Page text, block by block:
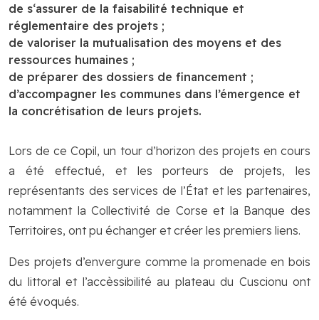
de s‘assurer de la faisabilité technique et
réglementaire des projets ;
de valoriser la mutualisation des moyens et des
ressources humaines ;
de préparer des dossiers de financement ;
d’accompagner les communes dans l’émergence et
la concrétisation de leurs projets.
Lors de ce Copil, un tour d’horizon des projets en cours
a été effectué, et les porteurs de projets, les
représentants des services de l’État et les partenaires,
notamment la Collectivité de Corse et la Banque des
Territoires, ont pu échanger et créer les premiers liens.
Des projets d’envergure comme la promenade en bois
du littoral et l’accèssibilité au plateau du Cuscionu ont
été évoqués.